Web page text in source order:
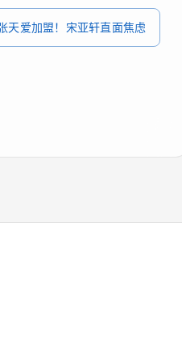
天爱加盟！宋亚轩直面焦虑